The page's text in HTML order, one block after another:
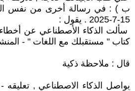
ب ) : في رسالة أخرى من نفس
15-7-2025 . يقول :
سألت الذكاء الأصطناعي عن
كتاب " مستقبلك مع اللغات " -
قال : ملاحظة ذكية
يواصل الذكاء الاصطناعي , تعليقه -